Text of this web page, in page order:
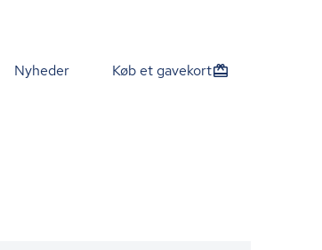
Nyheder Køb et gavekort